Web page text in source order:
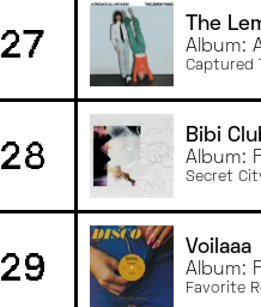
27 The
Album:
Captured
28 Bibi
Album:
Secret
29 Voilaaa
Album:
Favorite